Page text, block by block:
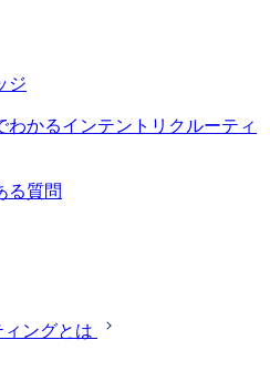
ジ
わかるインテントリクルーティ
る質問
ングとは